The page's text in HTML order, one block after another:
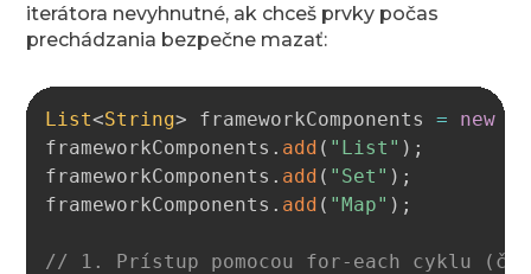
iterátora nevyhnutné, ak chceš prvky počas
prechádzania bezpečne mazať:
List<String> frameworkComponents = new
frameworkComponents . add ( "List" ) ;
frameworkComponents . add ( "Set" ) ;
frameworkComponents . add ( "Map" ) ;
// 1. Prístup pomocou for-each cyklu